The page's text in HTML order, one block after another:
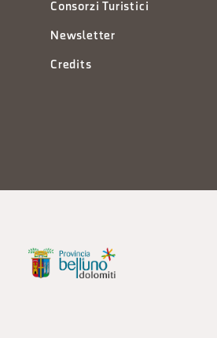
Consorzi Turistici
Newsletter
Credits